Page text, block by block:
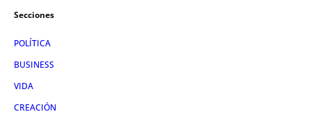
Secciones
POLÍTICA
BUSINESS
VIDA
CREACIÓN